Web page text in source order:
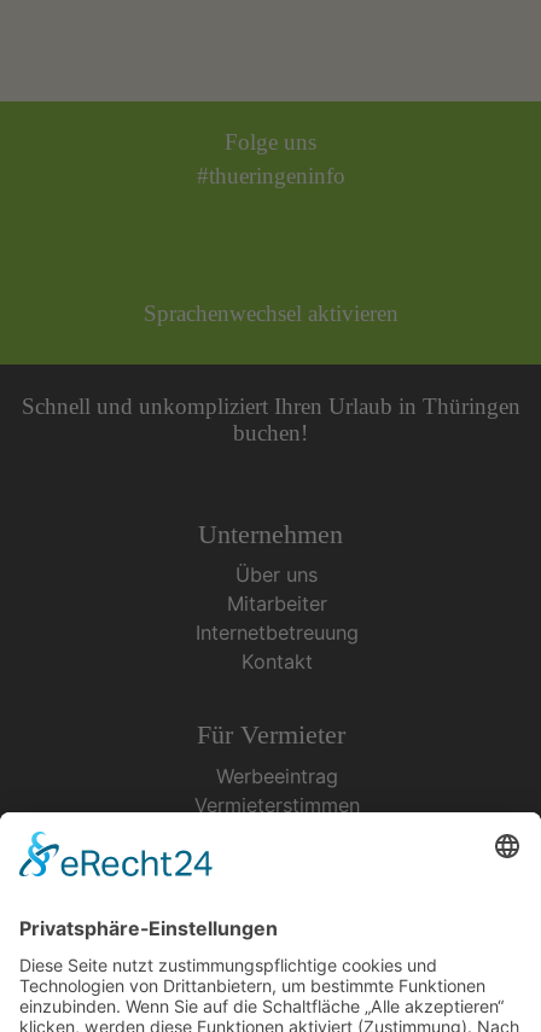
Folge uns
#thueringeninfo
Sprachenwechsel aktivieren
Schnell und unkompliziert Ihren Urlaub in Thüringen
buchen!
Unternehmen
Über uns
Mitarbeiter
Internetbetreuung
Kontakt
Für Vermieter
Werbeeintrag
Vermieterstimmen
Urlaubsservice
Bücher, Karten & CD's
Ihre Anreise